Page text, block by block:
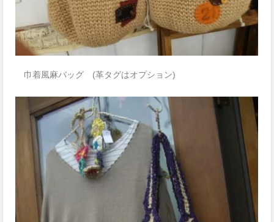
巾着風麻バッグ (革タグはオプション)